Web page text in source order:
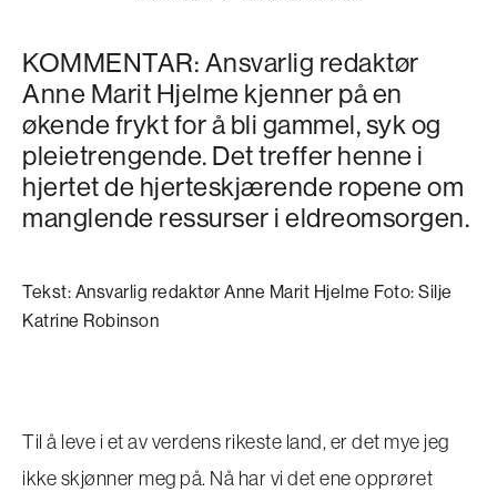
KOMMENTAR: Ansvarlig redaktør
Anne Marit Hjelme kjenner på en
økende frykt for å bli gammel, syk og
pleietrengende. Det treffer henne i
hjertet de hjerteskjærende ropene om
manglende ressurser i eldreomsorgen.
Tekst: Ansvarlig redaktør Anne Marit Hjelme Foto: Silje
Katrine Robinson
Til å leve i et av verdens rikeste land, er det mye jeg
ikke skjønner meg på. Nå har vi det ene opprøret